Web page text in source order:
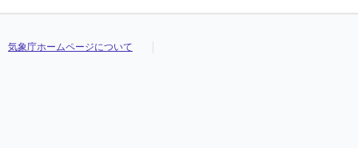
気象庁ホームページについて